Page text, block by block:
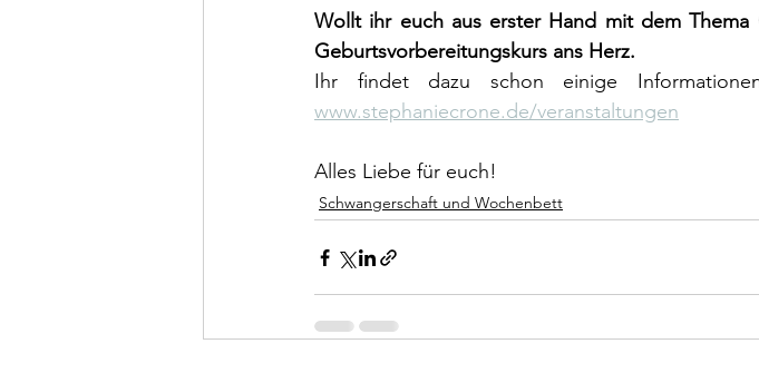
Wollt ihr euch aus erster Hand mit dem
Geburtsvorbereitungskurs ans Herz.
www.stephaniecrone.de/veranstaltungen
Alles Liebe für euch!
Schwangerschaft und Wochenbett